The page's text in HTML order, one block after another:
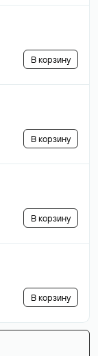
В корзину
В корзину
В корзину
В корзину